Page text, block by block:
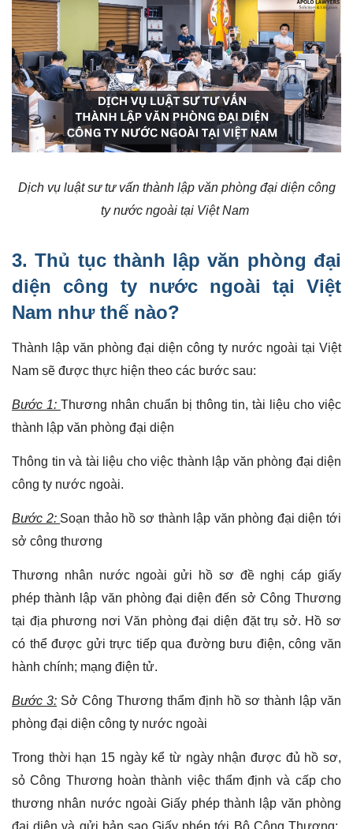
Dịch vụ luật sư tư vấn thành lập văn phòng đại diện công
ty nước ngoài tại Việt Nam
3.Thủ tục thành lập văn phòng đại
diện công ty nước ngoài tại Việt
Nam như thế nào?
Thành lập văn phòng đại diện công ty nước ngoài tại Việt
Nam sẽ được thực hiện theo các bước sau:
Bước 1: Thương nhân chuẩn bị thông tin, tài liệu cho việc
thành lập văn phòng đại diện
Thông tin và tài liệu cho việc thành lập văn phòng đại diện
công ty nước ngoài.
Bước 2: Soạn thảo hồ sơ thành lập văn phòng đại diện tới
sở công thương
Thương nhân nước ngoài gửi hồ sơ đề nghị cáp giấy
phép thành lập văn phòng đại diện đến sở Công Thương
tại địa phương nơi Văn phòng đại diện đặt trụ sở. Hồ sơ
có thể được gửi trực tiếp qua đường bưu điện, công văn
hành chính; mạng điện tử.
Bước 3: Sở Công Thương thẩm định hồ sơ thành lập văn
phòng đại diện công ty nước ngoài
Trong thời hạn 15 ngày kể từ ngày nhận được đủ hồ sơ,
sỏ Công Thương hoàn thành việc thẩm định và cấp cho
thương nhân nước ngoài Giấy phép thành lập văn phòng